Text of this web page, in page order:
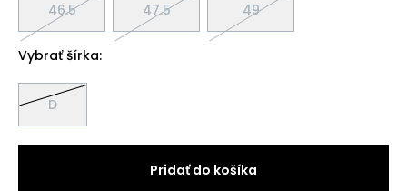
46.5 47.5 49
Vybrať šírka:
D
Pridať do košíka